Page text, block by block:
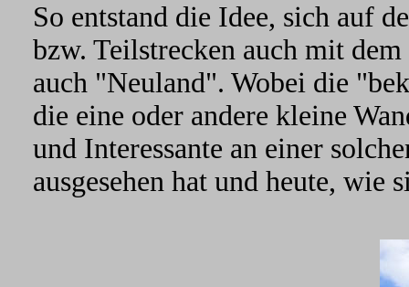
So entstand die Idee, sich auf
bzw. Teilstrecken auch mit
auch "Neuland". Wobei die
die eine oder andere kleine
und Interessante an einer
ausgesehen hat und heute,